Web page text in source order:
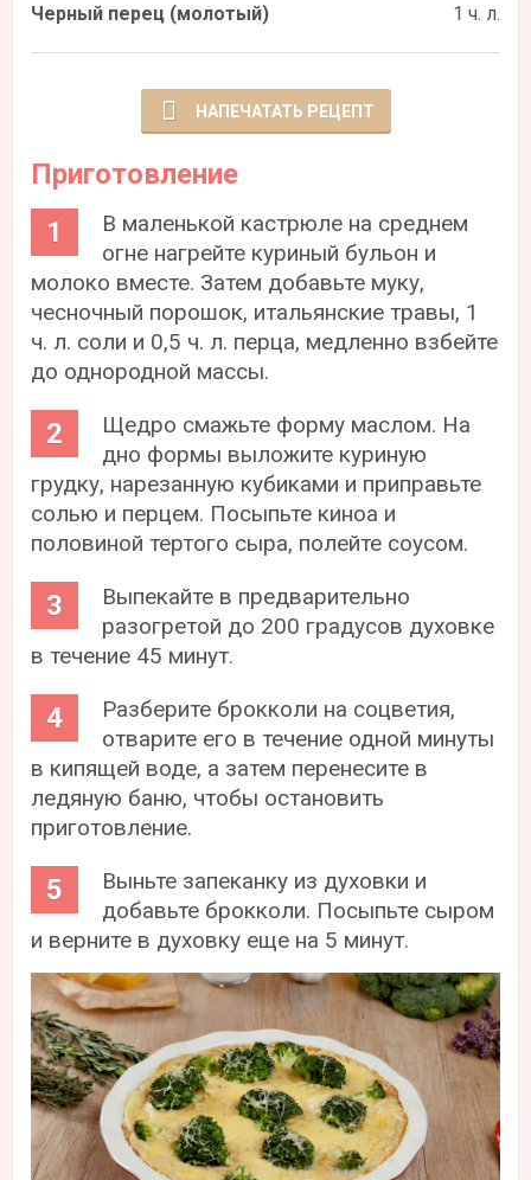
Черный перец (молотый)
1 ч. л.
НАПЕЧАТАТЬ РЕЦЕПТ
Приготовление
В маленькой кастрюле на среднем
огне нагрейте куриный бульон и
молоко вместе. Затем добавьте муку,
чесночный порошок, итальянские травы, 1
ч. л. соли и 0,5 ч. л. перца, медленно взбейте
до однородной массы.
Щедро смажьте форму маслом. На
дно формы выложите куриную
грудку, нарезанную кубиками и приправьте
солью и перцем. Посыпьте киноа и
половиной тертого сыра, полейте соусом.
Выпекайте в предварительно
разогретой до 200 градусов духовке
в течение 45 минут.
Разберите брокколи на соцветия,
отварите его в течение одной минуты
в кипящей воде, а затем перенесите в
ледяную баню, чтобы остановить
приготовление.
Выньте запеканку из духовки и
добавьте брокколи. Посыпьте сыром
и верните в духовку еще на 5 минут.